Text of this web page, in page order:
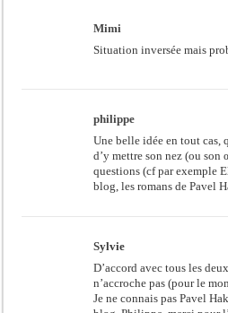
Mimi
Situation inversée mais
philippe
Une belle idée en tout cas,
d’y mettre son nez (ou son
questions (cf par exemple
blog, les romans de Pavel
Sylvie
D’accord avec tous les
n’accroche pas (pour le
Je ne connais pas Pavel